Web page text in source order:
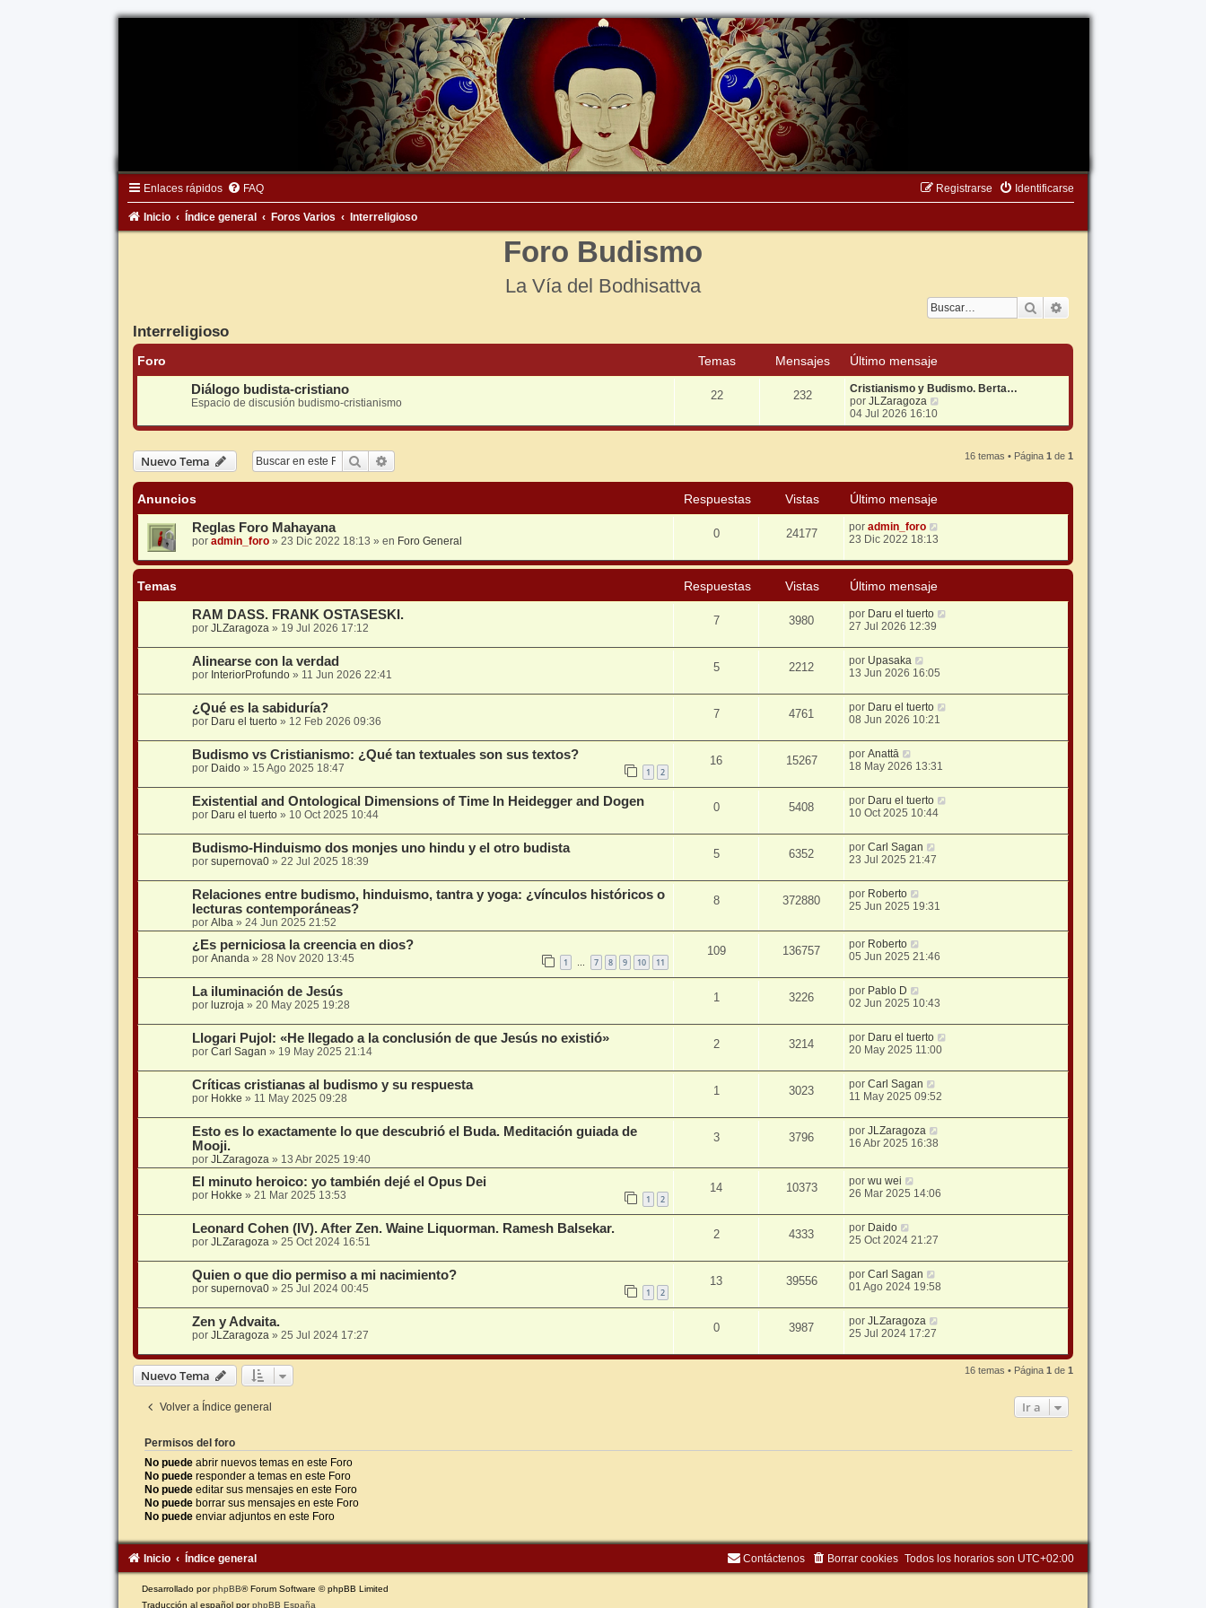
Enlaces rápidos FAQ Identificarse
Registrarse
Inicio Índice general Foros Varios Interreligioso
Foro Budismo
La Vía del Bodhisattva
Buscar
Interreligioso
Foro Temas Mensajes
Último mensaje
Diálogo budista-cristiano
Espacio de discusión budismo-cristianismo
22 232
Cristianismo y Budismo. Berta…
porJLZaragoza
r
m
a
04 Jul 2026 16:10
Nuevo Tema Buscar 16 temas • Página1 de1
Anuncios Respuestas Vistas
Último mensaje
Reglas Foro Mahayana
por admin_foro» 23 Dic 2022 18:13 » en Foro General
0 24177 poradmin_foro
23 Dic 2022 18:13
Temas Respuestas Vistas
Último mensaje
RAM DASS. FRANK OSTASESKI.
por JLZaragoza » 19 Jul 2026 17:12
7 3980 por Daru el tuerto
27 Jul 2026 12:39
Alinearse con la verdad
por InteriorProfundo» 11 Jun 2026 22:41
5 2212 por Upasaka
13 Jun 2026 16:05
¿Qué es la sabiduría?
por Daru el tuerto» 12 Feb 2026 09:36
7 4761 por Daru el tuerto
08 Jun 2026 10:21
Budismo vs Cristianismo: ¿Qué tan textuales son sus textos?
por Daido» 15 Ago 2025 18:47 1 2
16 15267 porAnattā
18 May 2026 13:31
Existential and Ontological Dimensions of Time In Heidegger and Dogen
por Daru el tuerto» 10 Oct 2025 10:44
0 5408 por Daru el tuerto
10 Oct 2025 10:44
Budismo-Hinduismo dos monjes uno hindu y el otro budista
por supernova0» 22 Jul 2025 18:39
5 6352 porCarl Sagan
23 Jul 2025 21:47
Relaciones entre budismo, hinduismo, tantra y yoga: ¿vínculos históricos o
lecturas contemporáneas?
por Alba » 24 Jun 2025 21:52
8 372880 por Roberto
25 Jun 2025 19:31
¿Es perniciosa la creencia en dios?
por Ananda » 28 Nov 2020 13:45 1 … 7 8 9 10 11
109 136757 por Roberto
05 Jun 2025 21:46
La iluminación de Jesús
por luzroja » 20 May 2025 19:28
1 3226 por Pablo D
02 Jun 2025 10:43
Llogari Pujol: «He llegado a la conclusión de que Jesús no existió»
por Carl Sagan » 19 May 2025 21:14
2 3214 por Daru el tuerto
20 May 2025 11:00
Críticas cristianas al budismo y su respuesta
por Hokke » 11 May 2025 09:28
1 3023 porCarl Sagan
11 May 2025 09:52
Esto es lo exactamente lo que descubrió el Buda. Meditación guiada de
Mooji.
por JLZaragoza » 13 Abr 2025 19:40
3 3796 porJLZaragoza
16 Abr 2025 16:38
El minuto heroico: yo también dejé el Opus Dei
por Hokke » 21 Mar 2025 13:53 1 2
14 10373 porwu wei
26 Mar 2025 14:06
Leonard Cohen (IV). After Zen. Waine Liquorman. Ramesh Balsekar.
por JLZaragoza » 25 Oct 2024 16:51
2 4333 por Daido
25 Oct 2024 21:27
Quien o que dio permiso a mi nacimiento?
por supernova0» 25 Jul 2024 00:45 1 2
13 39556 porCarl Sagan
01 Ago 2024 19:58
Zen y Advaita.
por JLZaragoza » 25 Jul 2024 17:27
0 3987 porJLZaragoza
25 Jul 2024 17:27
Nuevo Tema 16 temas • Página1 de1
Volver a Índice general Ir a
Permisos del foro
No puedeabrir nuevos temas en este Foro
No puederesponder a temas en este Foro
No puedeeditar sus mensajes en este Foro
No puedeborrar sus mensajes en este Foro
No puedeenviar adjuntos en este Foro
Inicio Índice general Todos los horarios son UTC+02:00
Borrar cookies
Contáctenos
Desarrollado porphpBB® Forum Software © phpBB Limited
Traducción al español porphpBB España